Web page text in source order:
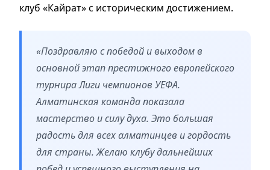
клуб «Кайрат» с историческим достижением.
«Поздравляю с победой и выходом в
основной этап престижного европейского
турнира Лиги чемпионов УЕФА.
Алматинская команда показала
мастерство и силу духа. Это большая
радость для всех алматинцев и гордость
для страны. Желаю клубу дальнейших